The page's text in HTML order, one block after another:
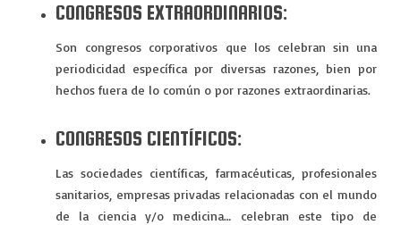
CONGRESOS EXTRAORDINARIOS:
Son congresos corporativos que los celebran sin una
periodicidad específica por diversas razones, bien por
hechos fuera de lo común o por razones extraordinarias.
CONGRESOS CIENTÍFICOS:
Las sociedades científicas, farmacéuticas, profesionales
sanitarios, empresas privadas relacionadas con el mundo
de la ciencia y/o medicina… celebran este tipo de